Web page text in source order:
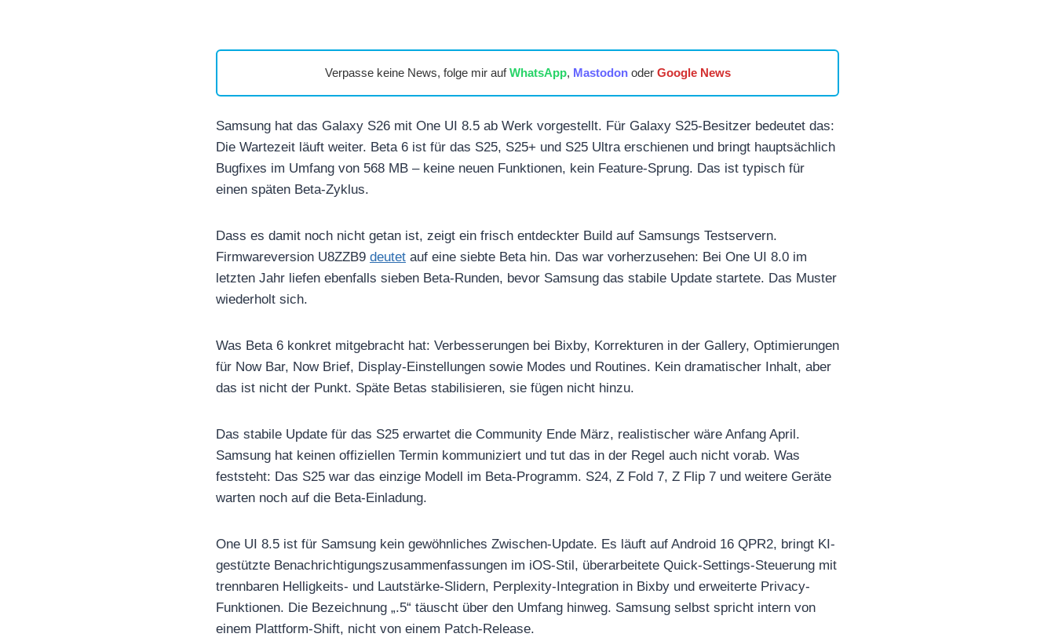
Verpasse keine News, folge mir aufWhatsApp, Mastodonoder Google News
Samsung hat das Galaxy S26 mit One UI 8.5 ab Werk vorgestellt. Für Galaxy S25-Besitzer bedeutet das:
Die Wartezeit läuft weiter. Beta 6 ist für das S25, S25+ und S25 Ultra erschienen und bringt hauptsächlich
Bugfixes im Umfang von 568 MB – keine neuen Funktionen, kein Feature-Sprung. Das ist typisch für
einen späten Beta-Zyklus.
Dass es damit noch nicht getan ist, zeigt ein frisch entdeckter Build auf Samsungs Testservern.
Firmwareversion U8ZZB9 deutet auf eine siebte Beta hin. Das war vorherzusehen: Bei One UI 8.0 im
letzten Jahr liefen ebenfalls sieben Beta-Runden, bevor Samsung das stabile Update startete. Das Muster
wiederholt sich.
Was Beta 6 konkret mitgebracht hat: Verbesserungen bei Bixby, Korrekturen in der Gallery, Optimierungen
für Now Bar, Now Brief, Display-Einstellungen sowie Modes und Routines. Kein dramatischer Inhalt, aber
das ist nicht der Punkt. Späte Betas stabilisieren, sie fügen nicht hinzu.
Das stabile Update für das S25 erwartet die Community Ende März, realistischer wäre Anfang April.
Samsung hat keinen offiziellen Termin kommuniziert und tut das in der Regel auch nicht vorab. Was
feststeht: Das S25 war das einzige Modell im Beta-Programm. S24, Z Fold 7, Z Flip 7 und weitere Geräte
warten noch auf die Beta-Einladung.
One UI 8.5 ist für Samsung kein gewöhnliches Zwischen-Update. Es läuft auf Android 16 QPR2, bringt KI-
gestützte Benachrichtigungszusammenfassungen im iOS-Stil, überarbeitete Quick-Settings-Steuerung mit
trennbaren Helligkeits- und Lautstärke-Slidern, Perplexity-Integration in Bixby und erweiterte Privacy-
Funktionen. Die Bezeichnung „.5“ täuscht über den Umfang hinweg. Samsung selbst spricht intern von
einem Plattform-Shift, nicht von einem Patch-Release.